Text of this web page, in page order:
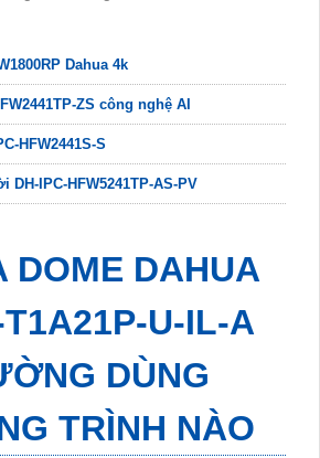
Dahua 4k
ZS công nghệ AI
HFW2441S-S
DH-IPC-HFW5241TP-AS-PV
DOME DAHUA
U-IL-A
DÙNG
TRÌNH NÀO